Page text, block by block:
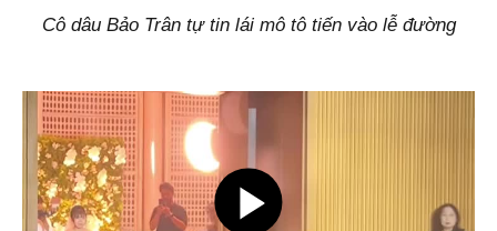
Cô dâu Bảo Trân tự tin lái mô tô tiến vào lễ đường